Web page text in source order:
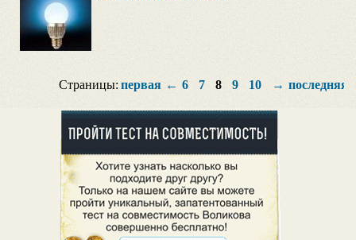
Страницы: первая ← 6 7 8 9 10 → последняя